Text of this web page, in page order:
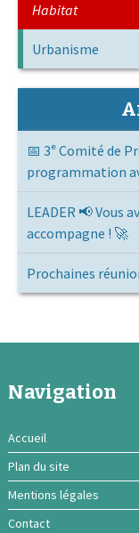
Habitat
Urbanisme
📅 3ᵉ Comité de
programmation
LEADER 📢 Vous
accompagne ! 🚀
Prochaines
Navigation
Accueil
Plan du site
Mentions légales
Contact